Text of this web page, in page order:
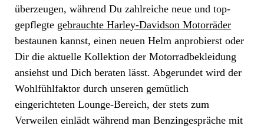
überzeugen, während Du zahlreiche neue und top-
gepflegte gebrauchte Harley-Davidson Motorräder
bestaunen kannst, einen neuen Helm anprobierst oder
Dir die aktuelle Kollektion der Motorradbekleidung
ansiehst und Dich beraten lässt. Abgerundet wird der
Wohlfühlfaktor durch unseren gemütlich
eingerichteten Lounge-Bereich, der stets zum
Verweilen einlädt während man Benzingespräche mit